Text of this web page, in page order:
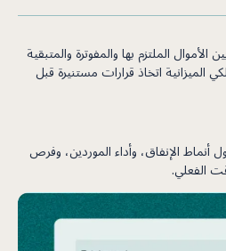
الملتزم بها والمفوترة والمتبقية
الميزانية اتخاذ قرارات مستنيرة قبل
الإنفاق، وأداء الموردين، وفرص
الفعلي.